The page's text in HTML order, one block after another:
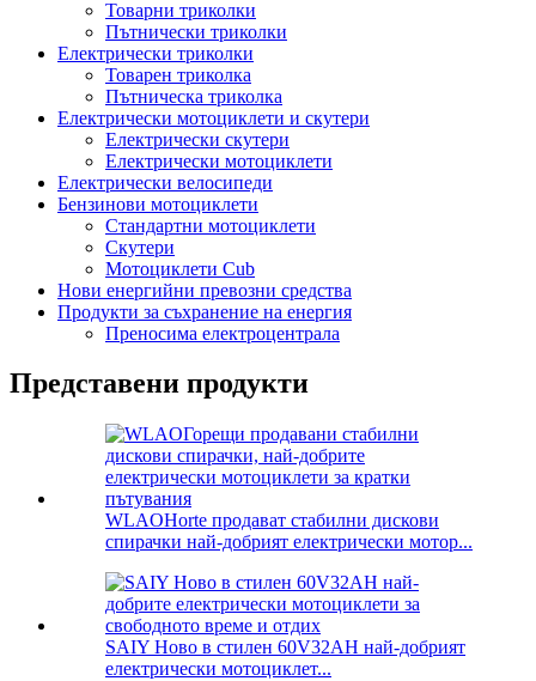
Товарни триколки
Пътнически триколки
Електрически триколки
Товарен триколка
Пътническа триколка
Електрически мотоциклети и скутери
Електрически скутери
Електрически мотоциклети
Електрически велосипеди
Бензинови мотоциклети
Стандартни мотоциклети
Скутери
Мотоциклети Cub
Нови енергийни превозни средства
Продукти за съхранение на енергия
Преносима електроцентрала
Представени продукти
WLAOHorte продават стабилни дискови
спирачки най-добрият електрически мотор...
SAIY Ново в стилен 60V32AH най-добрият
електрически мотоциклет...